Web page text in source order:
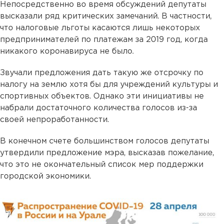
Непосредственно во время обсуждений депутаты
высказали ряд критических замечаний. В частности,
что налоговые льготы касаются лишь некоторых
предпринимателей по платежам за 2019 год, когда
никакого коронавируса не было.
Звучали предложения дать такую же отсрочку по
налогу на землю хотя бы для учреждений культуры и
спортивных объектов. Однако эти инициативы не
набрали достаточного количества голосов из-за
своей непроработанности.
В конечном счете большинством голосов депутаты
утвердили предложение мэра, высказав пожелание,
что это не окончательный список мер поддержки
городской экономики.